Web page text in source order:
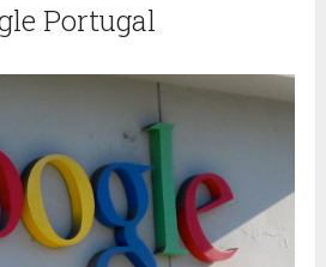
Portugal